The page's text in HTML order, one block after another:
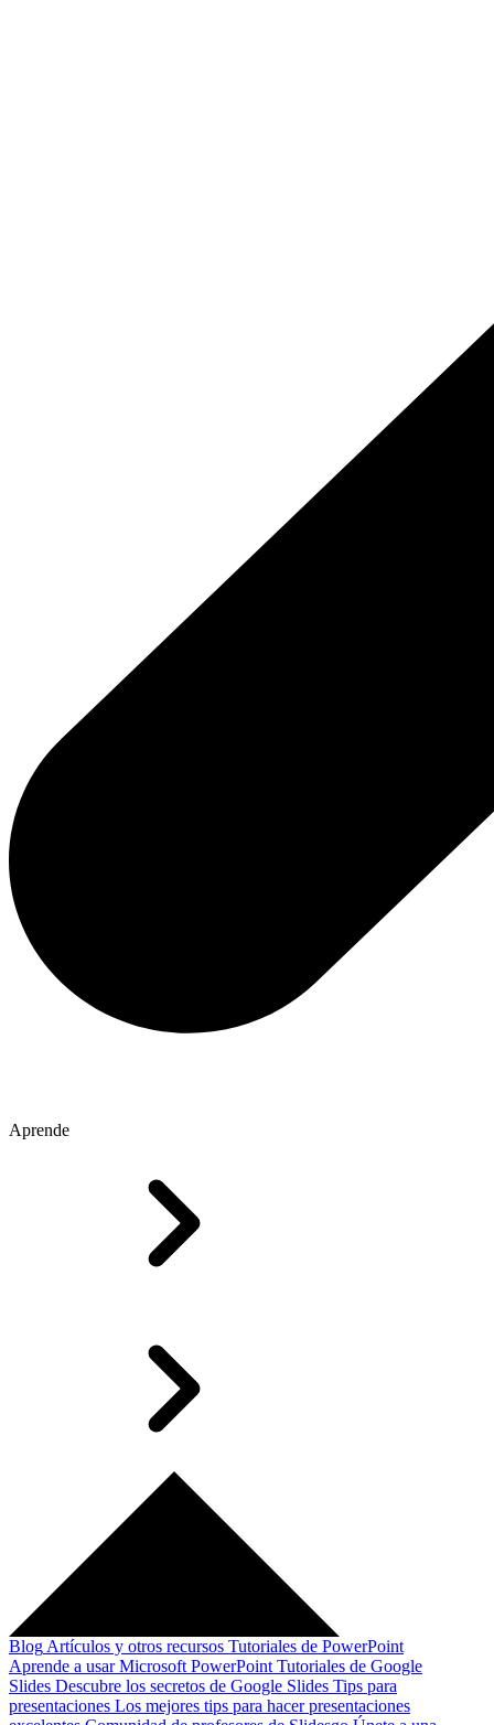
Aprende
Blog Artículos y otros recursos Tutoriales de PowerPoint
Aprende a usar Microsoft PowerPoint Tutoriales de Google
Slides Descubre los secretos de Google Slides Tips para
presentaciones Los mejores tips para hacer presentaciones